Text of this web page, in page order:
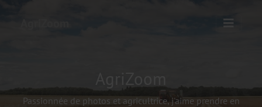
Passionnée de photos et agricultrice, j'aime prendre en